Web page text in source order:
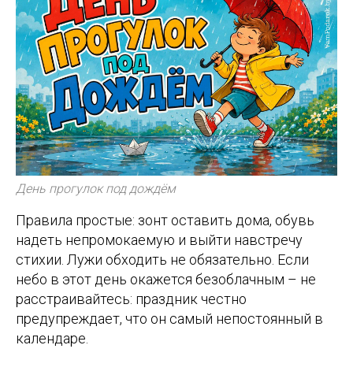
День прогулок под дождём
Правила простые: зонт оставить дома, обувь
надеть непромокаемую и выйти навстречу
стихии. Лужи обходить не обязательно. Если
небо в этот день окажется безоблачным – не
расстраивайтесь: праздник честно
предупреждает, что он самый непостоянный в
календаре.